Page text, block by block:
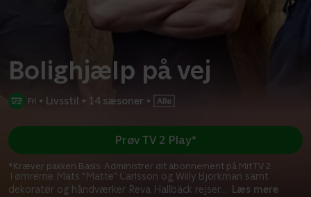
Bolighjælp på vej
• Livsstil • 14 sæsoner •
Tømrerne Mats "Matte" Carlsson og Willy Björkman samt
dekoratør og håndværker Reva Hallbäck rejser... Læs mere
Prøv TV 2 Play*
*Kræver pakken Basis. Administrer dit abonnement på Mit TV 2.